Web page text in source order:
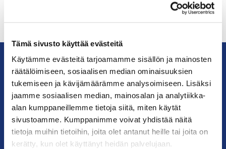
Tämä sivusto käyttää evästeitä
Käytämme evästeitä tarjoamamme sisällön ja mainosten
räätälöimiseen, sosiaalisen median ominaisuuksien
tukemiseen ja kävijämäärämme analysoimiseen. Lisäksi
jaamme sosiaalisen median, mainosalan ja analytiikka-
alan kumppaneillemme tietoja siitä, miten käytät
sivustoamme. Kumppanimme voivat yhdistää näitä
tietoja muihin tietoihin, joita olet antanut heille tai joita on
kerätty, kun olet käyttänyt heidän palvelujaan.
KauppakamariHelsingin
YHTEYSTIEDOT